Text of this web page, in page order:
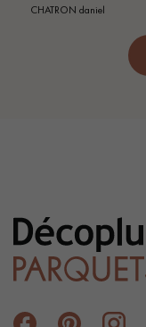
CHATRON daniel